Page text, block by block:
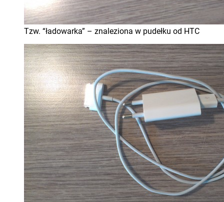
Tzw. “ładowarka” – znaleziona w pudełku od HTC